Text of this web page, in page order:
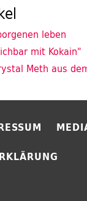
leben
mit Kokain"
Meth aus